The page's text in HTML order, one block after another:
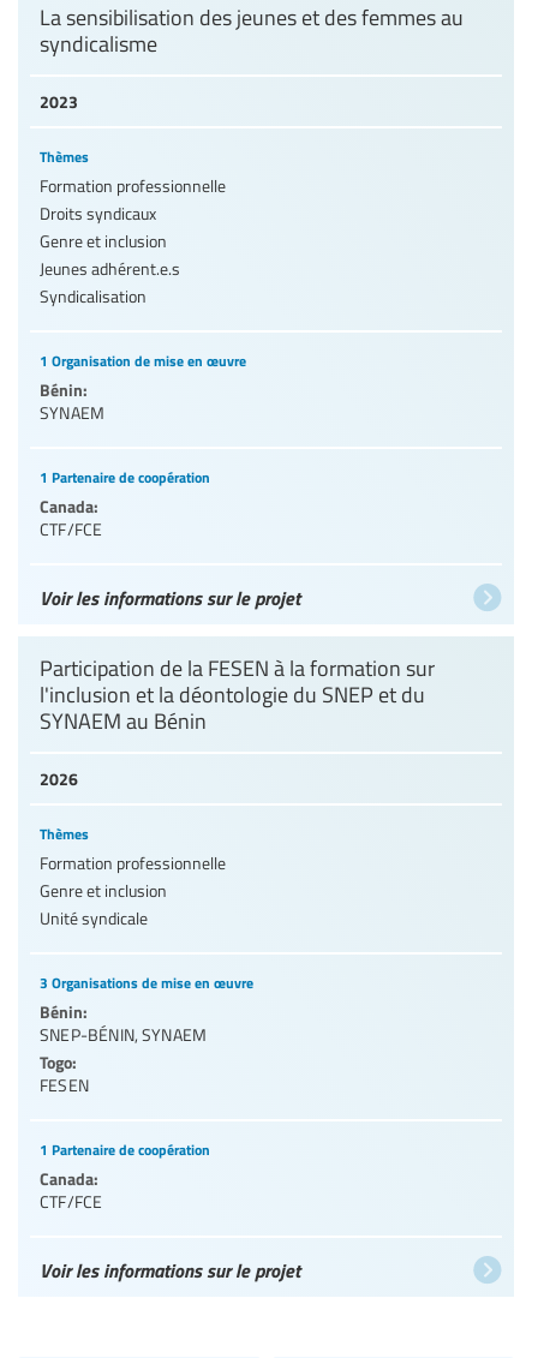
2023
La sensibilisation des jeunes et des femmes au
syndicalisme
Thèmes
Formation professionnelle
Droits syndicaux
Genre et inclusion
Jeunes adhérent.e.s
Syndicalisation
1 Organisation de mise en œuvre
Bénin:
SYNAEM
1 Partenaire de coopération
Canada:
CTF/FCE
Voir les informations sur le projet
2026
Participation de la FESEN à la formation sur
l'inclusion et la déontologie du SNEP et du
SYNAEM au Bénin
Thèmes
Formation professionnelle
Genre et inclusion
Unité syndicale
3 Organisations de mise en œuvre
Bénin:
SNEP-BÉNIN, SYNAEM
Togo:
FESEN
1 Partenaire de coopération
Canada:
CTF/FCE
Voir les informations sur le projet